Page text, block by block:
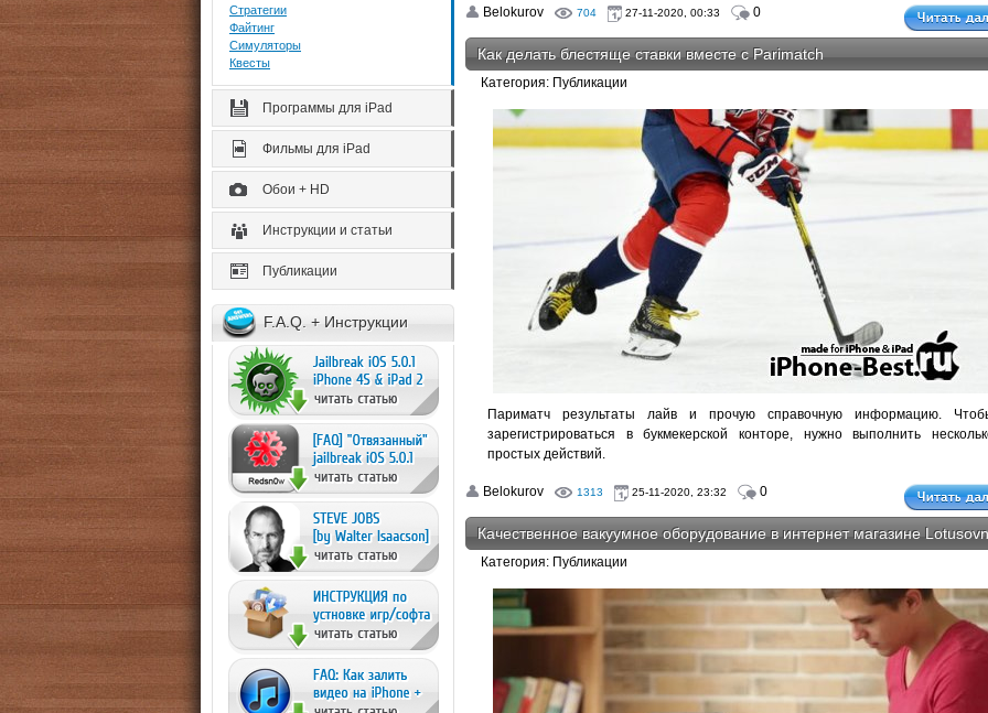
Стратегии
Файтинг
Симуляторы
Квесты
Программы для iPad
Фильмы для iPad
Обои + HD
Инструкции и статьи
Публикации
F.A.Q. + Инструкции
Belokurov 704 27-11-2020, 00:33 0
Как делать блестяще ставки вместе с Parimatch
Категория: Публикации
Париматч результаты лайв и прочую справочную информацию.
зарегистрироваться в букмекерской конторе, нужно выполнить
простых действий.
Belokurov 1313 25-11-2020, 23:32 0
Качественное вакуумное оборудование в интернет магазине
Категория: Публикации